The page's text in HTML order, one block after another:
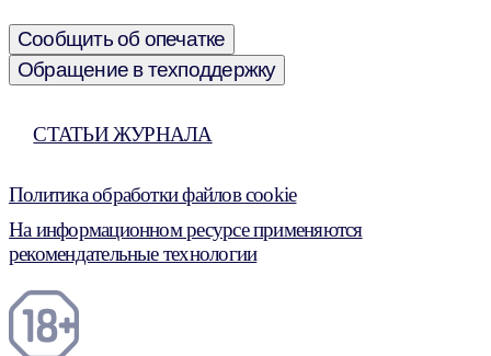
Сообщить об опечатке
Обращение в техподдержку
СТАТЬИ ЖУРНАЛА
Политика обработки файлов cookie
На информационном ресурсе применяются
рекомендательные технологии